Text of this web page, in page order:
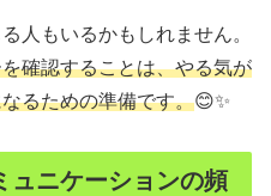
人もいるかもしれません。
確認することは、やる気が
るための準備です。😊✨
ュニケーションの頻